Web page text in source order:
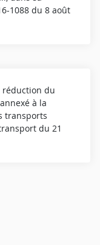
1088 du 8 août
réduction du
à la
transports
du 21